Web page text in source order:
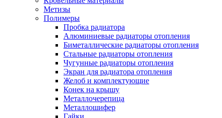
Метизы
Полимеры
Пробка радиатора
Алюминиевые радиаторы отопления
Биметаллические радиаторы отопления
Стальные радиаторы отопления
Чугунные радиаторы отопления
Экран для радиатора отопления
Желоб и комплектующие
Конек на крышу
Металлочерепица
Металлошифер
Гайки